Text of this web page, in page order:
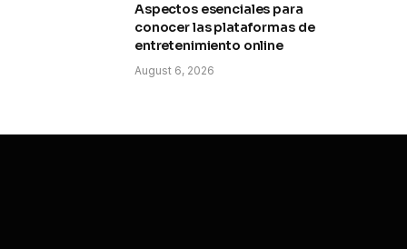
Aspectos esenciales para
conocer las plataformas de
entretenimiento online
August 6, 2026